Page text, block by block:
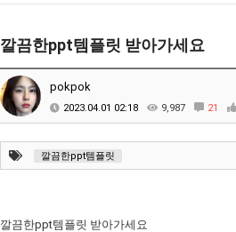
깔끔한ppt템플릿 받아가세요
pokpok
2023.04.01 02:18 9,987 21
깔끔한ppt템플릿
깔끔한ppt템플릿 받아가세요